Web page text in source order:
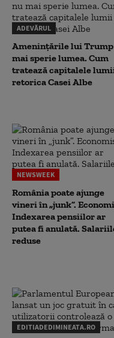
ADEVĂRUL
Amenințările lui
mai sperie lumea. Cum
tratează capitalele
retorica Casei Albe
NEWSWEEK
România poate ajunge
vineri în „junk”.
Indexarea pensiilor ar
putea fi anulată.
reduse
EDITIADEDIMINEATA.RO